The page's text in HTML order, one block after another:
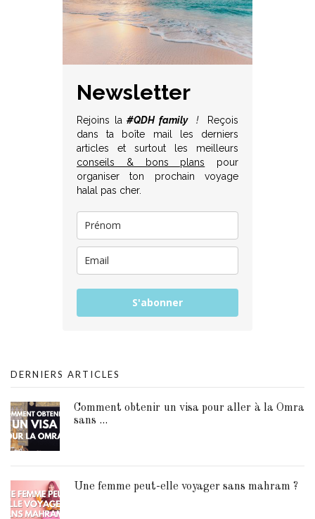
Newsletter
Rejoins la#QDH family !Reçois
dans ta boîte mail les derniers
articles et surtout les meilleurs
conseils & bons plans pour
organiser ton prochain voyage
halal pas cher.
S'abonner
DERNIERS ARTICLES
Comment obtenir un visa pour aller à la Omra
sans ...
Une femme peut-elle voyager sans mahram ?